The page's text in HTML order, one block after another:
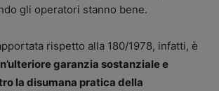
gli operatori stanno bene.
rispetto alla 180/1978, infatti, è
garanzia sostanziale e
la disumana pratica della